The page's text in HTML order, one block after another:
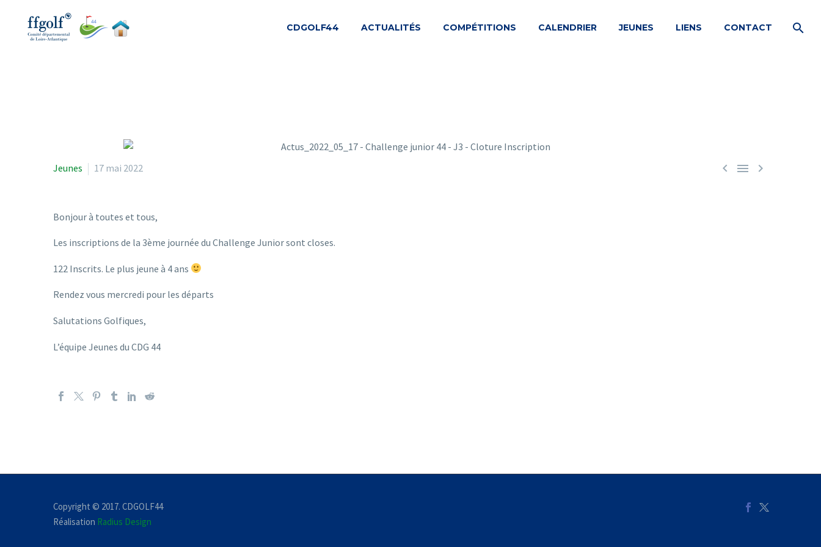
CDGOLF44 ACTUALITÉS COMPÉTITIONS CALENDRIER JEUNES LIENS CONTACT
  
Jeunes 17 mai 2022
Bonjour à toutes et tous,
Les inscriptions de la 3ème journée du Challenge Junior sont closes.
122 Inscrits. Le plus jeune à 4 ans
Rendez vous mercredi pour les départs
Salutations Golfiques,
L’équipe Jeunes du CDG 44
Copyright © 2017. CDGOLF44
Réalisation Radius Design